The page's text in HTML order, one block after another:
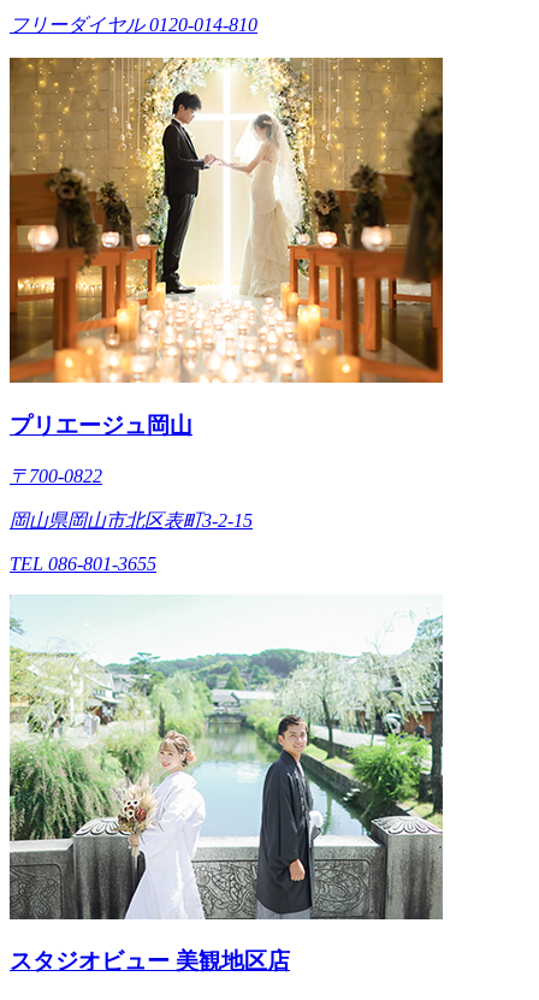
フリーダイヤル 0120-014-810
プリエージュ岡山
〒700-0822
岡山県岡山市北区表町3-2-15
TEL 086-801-3655
スタジオビュー 美観地区店